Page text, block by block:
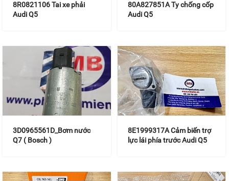
8R0821106 Tai xe phải
Audi Q5
80A827851A Ty chống cốp
Audi Q5
3D0965561D_Bơm nước
Q7 ( Bosch )
8E1999317A Cảm biến trợ
lực lái phía trước Audi Q5